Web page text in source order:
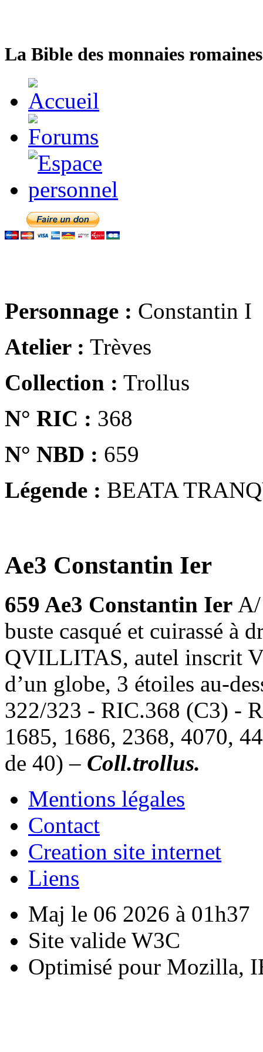
La Bible des monnaies
Personnage : Constantin I
Atelier : Trèves
Collection : Trollus
N° RIC : 368
N° NBD : 659
Légende : BEATA
Ae3 Constantin Ier
659 Ae3 Constantin Ier
buste casqué et cuirassé à
QVILLITAS, autel inscrit
d’un globe, 3 étoiles au-
322/323 - RIC.368 (C3) -
1685, 1686, 2368, 4070,
de 40) – Coll.trollus.
Mentions légales
Contact
Creation site internet
Liens
Maj le 06 2026 à 01h37
Site valide W3C
Optimisé pour Mozilla,